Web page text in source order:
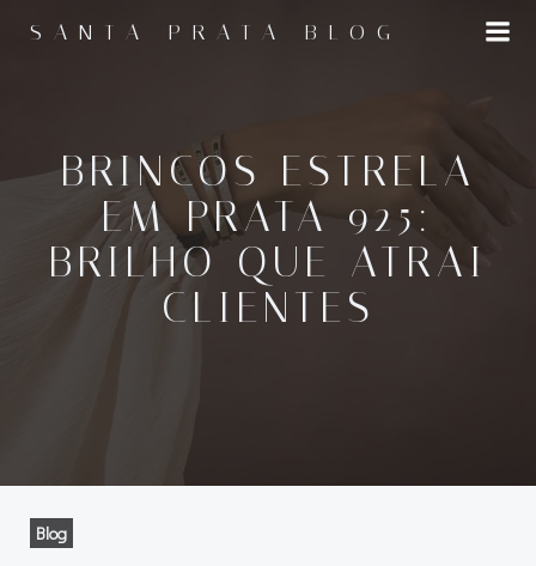
para
SANTA PRATA BLOG
BRINCOS ESTRELA
EM PRATA 925:
BRILHO QUE ATRAI
CLIENTES
Blog